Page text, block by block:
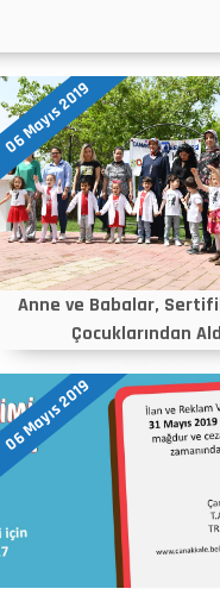
06 Mayıs 2019
Anne ve Babalar,
Çocuklarından
06 Mayıs 2019